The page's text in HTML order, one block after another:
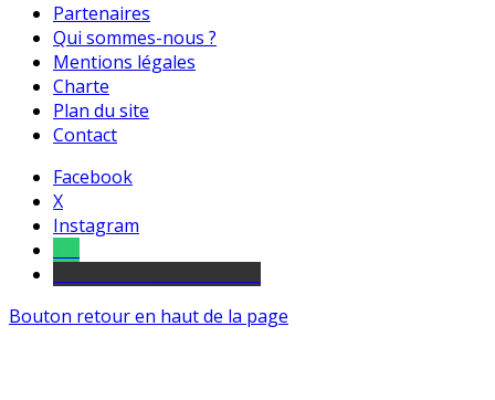
Partenaires
Qui sommes-nous ?
Mentions légales
Charte
Plan du site
Contact
Facebook
X
Instagram
Bouton retour en haut de la page